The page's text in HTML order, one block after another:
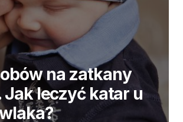
na zatkany
Jak leczyć katar u